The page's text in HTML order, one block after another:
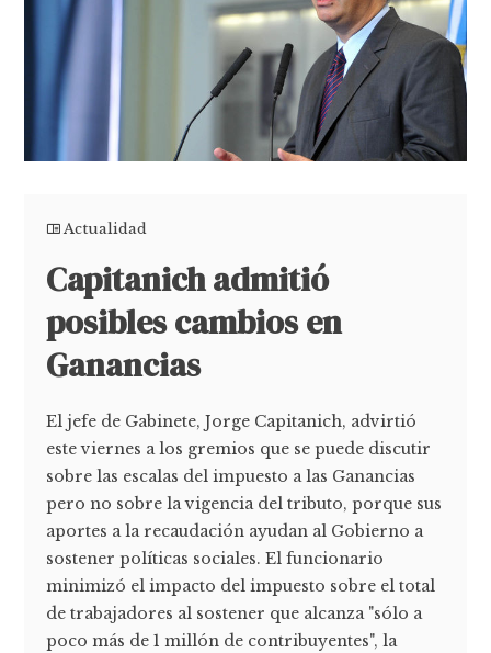
Actualidad
Capitanich admitió
posibles cambios en
Ganancias
El jefe de Gabinete, Jorge Capitanich, advirtió
este viernes a los gremios que se puede discutir
sobre las escalas del impuesto a las Ganancias
pero no sobre la vigencia del tributo, porque sus
aportes a la recaudación ayudan al Gobierno a
sostener políticas sociales. El funcionario
minimizó el impacto del impuesto sobre el total
de trabajadores al sostener que alcanza "sólo a
poco más de 1 millón de contribuyentes", la